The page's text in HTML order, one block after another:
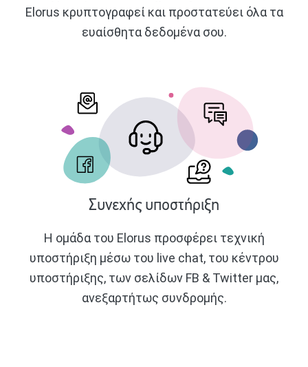
Elorus κρυπτογραφεί και προστατεύει όλα τα
ευαίσθητα δεδομένα σου.
Συνεχής υποστήριξη
Η ομάδα του Elorus προσφέρει τεχνική
υποστήριξη μέσω του live chat, του κέντρου
υποστήριξης, των σελίδων FB & Twitter μας,
ανεξαρτήτως συνδρομής.